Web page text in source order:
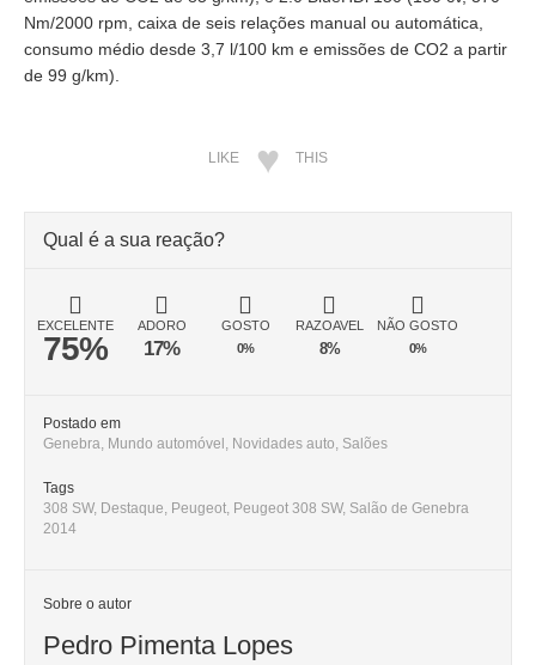
Nm/2000 rpm, caixa de seis relações manual ou automática,
consumo médio desde 3,7 l/100 km e emissões de CO2 a partir
de 99 g/km).
LIKE THIS
Qual é a sua reação?
EXCELENTE
75%
ADORO
17%
GOSTO
0%
RAZOAVEL
8%
NÃO GOSTO
0%
Postado em
Genebra, Mundo automóvel , Novidades auto, Salões
Tags
308 SW, Destaque, Peugeot, Peugeot 308 SW, Salão de Genebra
2014
Sobre o autor
Pedro Pimenta Lopes